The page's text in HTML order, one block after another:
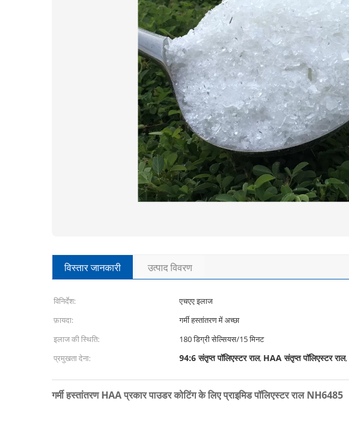
विस्तार जानकारी उत्पाद विवरण
विनिर्देश: एचएए इलाज
फ़ायदा:
गर्मी हस्तांतरण में अच्छा
इलाज की स्थिति:
180 डिग्री सेल्सियस/15 मिनट
प्रमुखता देना:
94:6 संतृप्त पॉलिएस्टर राल, HAA संतृप्त पॉलिएस्टर राल,
गर्मी हस्तांतरण HAA प्रकार पाउडर कोटिंग के लिए प्राइमिड पॉलिएस्टर राल NH6485